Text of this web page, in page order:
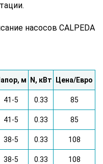
насосов CALPEDA
м N, кВт Цена/Евро
41-5 0.33 85
41-5 0.33 85
38-5 0.33 108
38-5 0.33 108